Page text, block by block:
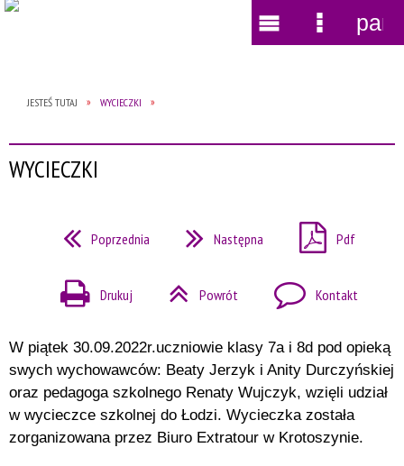
JESTEŚ TUTAJ WYCIECZKI
WYCIECZKI
Poprzednia Następna Pdf
Drukuj Powrót Kontakt
W piątek 30.09.2022r.uczniowie klasy 7a i 8d pod opieką
swych wychowawców: Beaty Jerzyk i Anity Durczyńskiej
oraz pedagoga szkolnego Renaty Wujczyk, wzięli udział
w wycieczce szkolnej do Łodzi. Wycieczka została
zorganizowana przez Biuro Extratour w Krotoszynie.
Wyszukiwarka
Narzędzia
MenuMenu